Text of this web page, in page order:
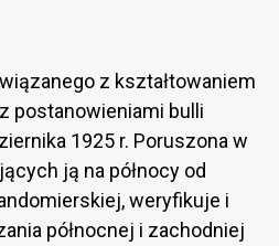
z kształtowaniem
postanowieniami bulli
1925 r. Poruszona w
ją na północy od
weryfikuje i
północnej i zachodniej